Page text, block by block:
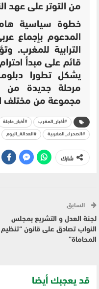
من التوتر على عهد
خطوة سياسية
المدعوم بإجماع
الترابية للمغرب.
قائم على مبدأ
يشكلتطورا
مرحلة جديدة من
مجموعة من مختلف
#أخبار_المغرب #أخبار_عاجلة
#الصحراء_المغربية #العدالة_اليوم
شارك
السابق
لجنة العدل و التشريع بمجلس
النواب تصادق على قانون “تنظيم
المحاماة”
قد يعجبك أيضا